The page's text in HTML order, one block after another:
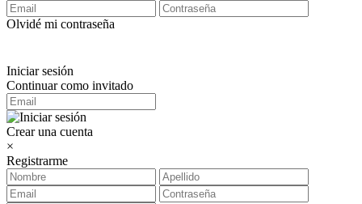
Olvidé mi contraseña
Iniciar sesión
Continuar como invitado
Crear una cuenta
×
Registrarme